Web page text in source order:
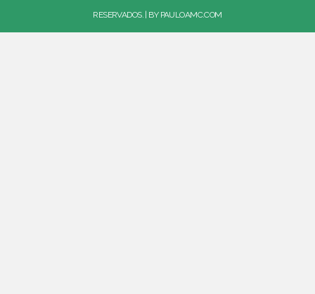
RESERVADOS. | BY PAULOAMC.COM